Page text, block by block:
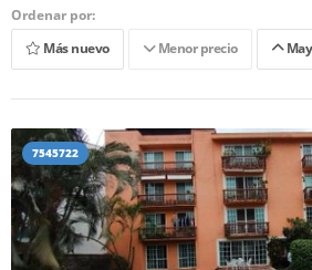
Ordenar por:
Más nuevo
Menor precio
7545722